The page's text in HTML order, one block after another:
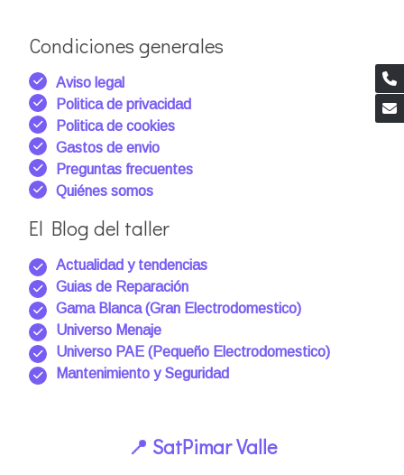
Condiciones generales
Aviso legal
Politica de privacidad
Politica de cookies
Gastos de envio
Preguntas frecuentes
Quiénes somos
El Blog del taller
Actualidad y tendencias
Guias de Reparación
Gama Blanca (Gran Electrodomestico)
Universo Menaje
Universo PAE (Pequeño Electrodomestico)
Mantenimiento y Seguridad
📍 SatPimar Valle